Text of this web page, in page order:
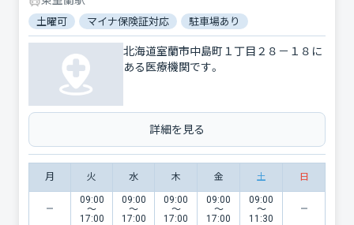
土曜可 マイナ保険証対応 駐車場あり
北海道室蘭市中島町１丁目２８－１８に
ある医療機関です。
詳細を見る
月 火 水 木 金 土 日
09:00
〜
17:00
09:00
〜
17:00
09:00
〜
17:00
09:00
〜
17:00
09:00
〜
11:30